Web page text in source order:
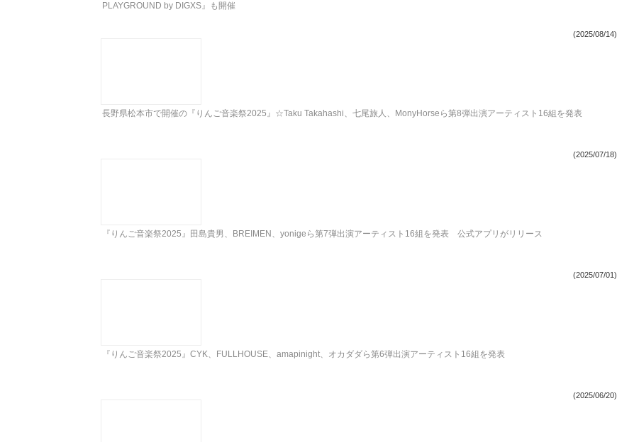
PLAYGROUND by DIGXS』も開催
(2025/08/14)
長野県松本市で開催の『りんご音楽祭2025』☆Taku Takahashi、七尾旅人、MonyHorseら第8弾出演アーティスト16組を発表
(2025/07/18)
『りんご音楽祭2025』田島貴男、BREIMEN、yonigeら第7弾出演アーティスト16組を発表 公式アプリがリリース
(2025/07/01)
『りんご音楽祭2025』CYK、FULLHOUSE、amapinight、オカダダら第6弾出演アーティスト16組を発表
(2025/06/20)